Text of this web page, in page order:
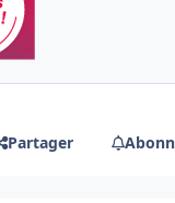
Partager